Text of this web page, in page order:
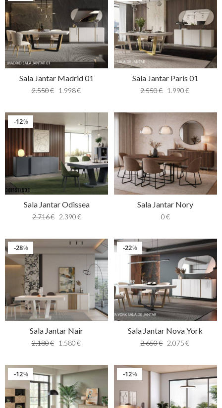
Sala Jantar Madrid 01
2.550€ 1.998€
Sala Jantar Paris 01
2.550€ 1.990 €
%
12
Sala Jantar Odissea
2.716€ 2.390€
Sala Jantar Nory
0€
%
28
Sala Jantar Nair
2.180€ 1.580€
%
22
Sala Jantar Nova York
2.650€ 2.075 €
%
12 %
12